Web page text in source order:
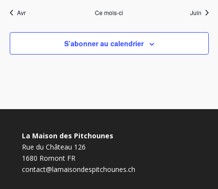
Avr Ce mois-ci Juin
S’abonner au calendrier
La Maison des Pitchounes
Rue du Château 126
1680 Romont FR
contact@lamaisondespitchounes.ch